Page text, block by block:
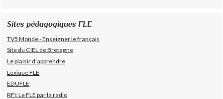
Sites pédagogiques FLE
TV5 Monde - Enseigner le français
Site du CIEL de Bretagne
Le plaisir d'apprendre
Lexique FLE
EDUFLE
RFI: Le FLE par la radio